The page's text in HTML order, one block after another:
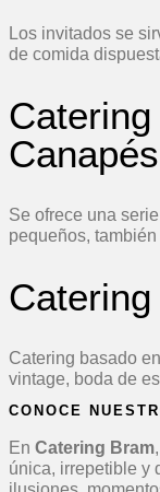
Los invitados se
de comida
Canapés
Se ofrece una
pequeños,
Catering basado
vintage, boda de
CONOCE
En Catering Bram
única, irrepetible y